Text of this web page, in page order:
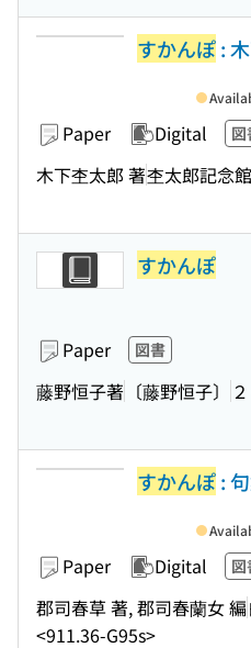
すかんぽ:
Paper Digital 図
木下杢太郎 著杢太郎記念館
すかんぽ
Paper 図書
藤野恒子著 〔藤野恒子〕
すかんぽ:
Paper Digital 図
郡司春草 著, 郡司春蘭女 編
<911.36-G95s>